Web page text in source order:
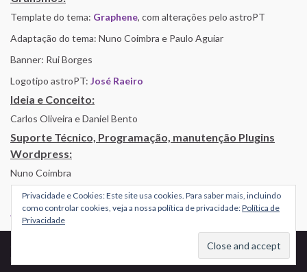
Template do tema: Graphene, com alterações pelo astroPT
Adaptação do tema: Nuno Coimbra e Paulo Aguiar
Banner: Rui Borges
Logotipo astroPT: José Raeiro
Ideia e Conceito:
Carlos Oliveira e Daniel Bento
Suporte Técnico, Programação, manutenção Plugins
Wordpress:
Nuno Coimbra
Alojamento por Simbiose
Privacidade e Cookies: Este site usa cookies. Para saber mais, incluindo
como controlar cookies, veja a nossa política de privacidade:Política de
Privacidade